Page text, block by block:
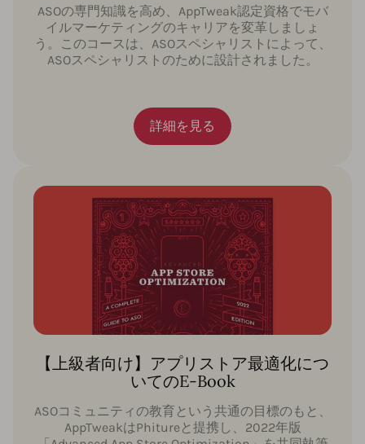
ASOの専門知識を高め、AppTweak認定資格でモバ
イルマーケティングのキャリアを変革しましょ
う。このコースは、ASOスペシャリストによって、
ASOスペシャリストのために設計されました。
詳細を見る
【上級者向け】アプリストア最適化につ
いてのE-Book
ASOコミュニティの教育という共通の目標のもと、
AppTweakはPhitureと提携し、2022年版